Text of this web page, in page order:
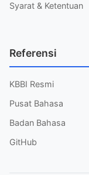
Syarat & Ketentuan
Referensi
KBBI Resmi
Pusat Bahasa
Badan Bahasa
GitHub